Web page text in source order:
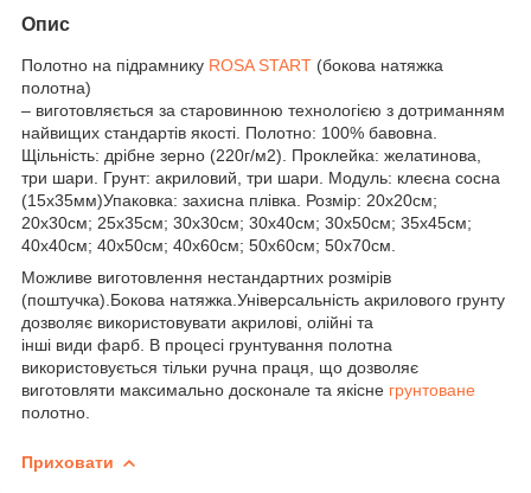
Опис
Полотно на підрамнику ROSA START (бокова натяжка
полотна)
– виготовляється за старовинною технологією з дотриманням
найвищих стандартів якості. Полотно: 100% бавовна.
Щільність: дрібне зерно (220г/м2). Проклейка: желатинова,
три шари. Грунт: акриловий, три шари. Модуль: клеєна сосна
(15х35мм)Упаковка: захисна плівка. Розмір: 20х20см;
20х30см; 25х35см; 30х30см; 30х40см; 30х50см; 35х45см;
40х40см; 40х50см; 40х60см; 50х60см; 50х70см.
Можливе виготовлення нестандартних розмірів
(поштучка).Бокова натяжка.Універсальність акрилового грунту
дозволяє використовувати акрилові, олійні та
інші види фарб. В процесі грунтування полотна
використовується тільки ручна праця, що дозволяє
виготовляти максимально досконале та якісне грунтоване
полотно.
Приховати